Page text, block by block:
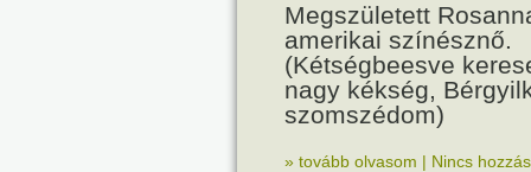
Megszületett
amerikai színésznő.
(Kétségbeesve
nagy kékség,
szomszédom)
» tovább olvasom | Nincs